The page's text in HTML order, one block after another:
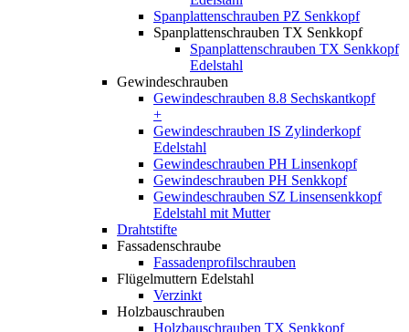
Spanplattenschrauben PZ Senkkopf
Spanplattenschrauben TX Senkkopf
Spanplattenschrauben TX Senkkopf
Edelstahl
Gewindeschrauben
Gewindeschrauben 8.8 Sechskantkopf
+
Gewindeschrauben IS Zylinderkopf
Edelstahl
Gewindeschrauben PH Linsenkopf
Gewindeschrauben PH Senkkopf
Gewindeschrauben SZ Linsensenkkopf
Edelstahl mit Mutter
Drahtstifte
Fassadenschraube
Fassadenprofilschrauben
Flügelmuttern Edelstahl
Verzinkt
Holzbauschrauben
Holzbauschrauben TX Senkkopf